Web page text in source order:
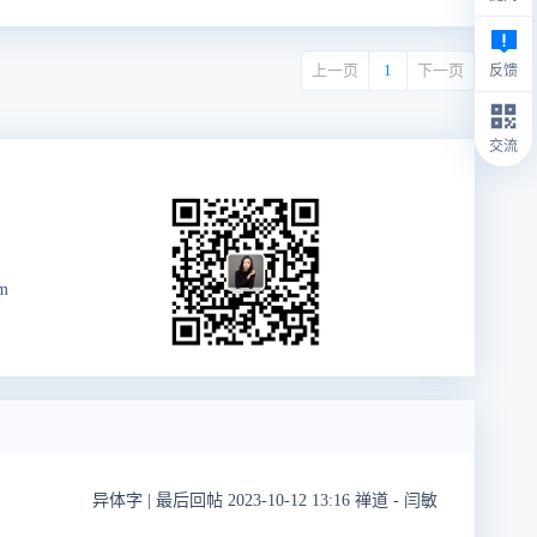
上一页 1 下一页
异体字 最后回帖 2023-10-12 13:16 禅道 - 闫敏
反馈
交流